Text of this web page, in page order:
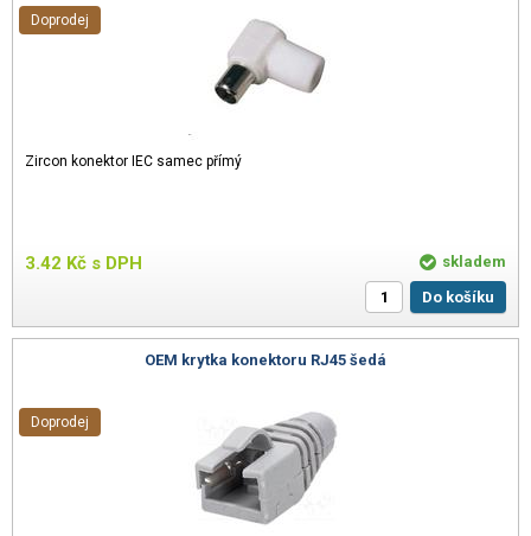
Zircon konektor IEC samec přímý
3.42 Kč s DPH
Doprodej
skladem
Do košíku
OEM krytka konektoru RJ45 šedá
Doprodej